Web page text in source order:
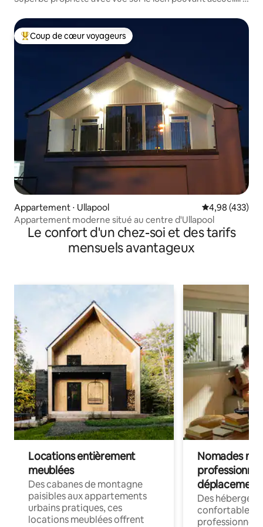
Coups de cœur voyageurs les plus appréciés
Coup de cœur voyageurs
Appartement ⋅ Ullapool Évaluation
4,98 (433)
Appartement moderne situé au centre d'Ullapool
Le confort d'un chez-soi et des tarifs
mensuels avantageux
Locations entièrement
meublées
Des cabanes de montagne
paisibles aux appartements
urbains pratiques, ces
locations meublées offrent
Nomades
déplacement
Des
confortables
professionnels